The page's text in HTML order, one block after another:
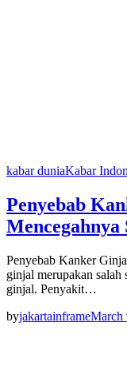
kabar duniaKabar
Penyebab
Penyebab Kanker
ginjal merupakan salah
ginjal. Penyakit…
byjakartainframeMarch